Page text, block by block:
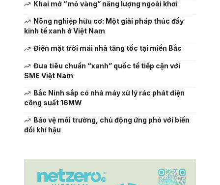
Khai mở “mỏ vàng” năng lượng ngoài khơi
Nông nghiệp hữu cơ: Một giải pháp thúc đẩy
kinh tế xanh ở Việt Nam
Điện mặt trời mái nhà tăng tốc tại miền Bắc
Đưa tiêu chuẩn “xanh” quốc tế tiếp cận với
SME Việt Nam
Bắc Ninh sắp có nhà máy xử lý rác phát điện
công suất 16MW
Bảo vệ môi trường, chủ động ứng phó với biến
đổi khí hậu